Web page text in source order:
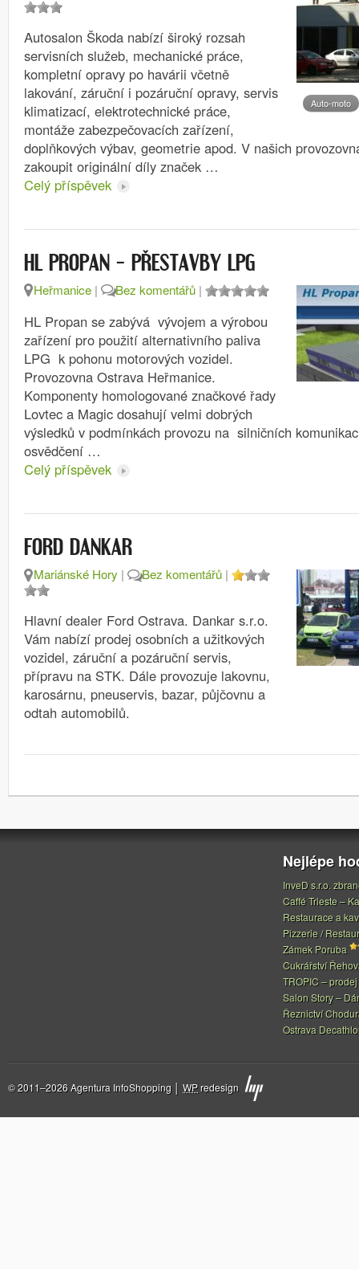
Auto-moto
Autosalon Škoda nabízí široký rozsah
servisních služeb, mechanické práce,
kompletní opravy po havárii včetně
lakování, záruční i pozáruční opravy, servis
klimatizací, elektrotechnické práce,
montáže zabezpečovacích zařízení,
doplňkových výbav, geometrie apod. V našich
zakoupit originální díly značek …
Celý příspěvek
HL PROPAN – PŘESTAVBY LPG
Heřmanice | Bez komentářů |
HL Propan se zabývá vývojem a výrobou
zařízení pro použití alternativního paliva
LPG k pohonu motorových vozidel.
Provozovna Ostrava Heřmanice.
Komponenty homologované značkové řady
Lovtec a Magic dosahují velmi dobrých
výsledků v podmínkách provozu na silničních
osvědčení …
Celý příspěvek
FORD DANKAR
Mariánské Hory | Bez komentářů |
Hlavní dealer Ford Ostrava. Dankar s.r.o.
Vám nabízí prodej osobních a užitkových
vozidel, záruční a pozáruční servis,
přípravu na STK. Dále provozuje lakovnu,
karosárnu, pneuservis, bazar, půjčovnu a
odtah automobilů.
Nejlépe
InveD s.r.o.
Caffé Trieste –
Restaurace a
Pizzerie /
Zámek Poruba
Cukrářství
TROPIC –
Salon Story –
Řeznictví
Ostrava
© 2011–2026 Agentura InfoShopping │ WPredesign